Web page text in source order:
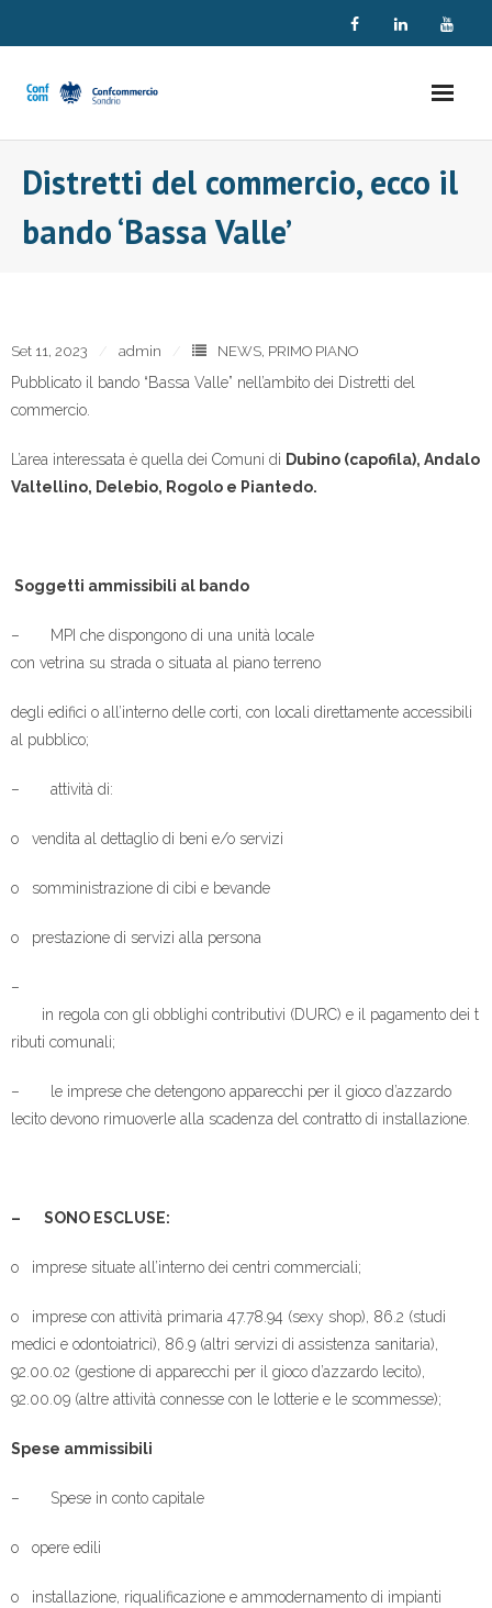
Distretti del commercio, ecco il
bando ‘Bassa Valle’
Set 11, 2023 admin NEWS, PRIMO PIANO
Pubblicato il bando “Bassa Valle” nell’ambito dei Distretti del
commercio.
L’area interessata è quella dei Comuni di Dubino (capofila), Andalo
Valtellino, Delebio, Rogolo e Piantedo.
Soggetti ammissibili al bando
– MPI che dispongono di una unità locale
con vetrina su strada o situata al piano terreno
degli edifici o all’interno delle corti, con locali direttamente accessibili
al pubblico;
– attività di:
o vendita al dettaglio di beni e/o servizi
o somministrazione di cibi e bevande
o prestazione di servizi alla persona
–
in regola con gli obblighi contributivi (DURC) e il pagamento dei t
ributi comunali;
– le imprese che detengono apparecchi per il gioco d’azzardo
lecito devono rimuoverle alla scadenza del contratto di installazione.
– SONO ESCLUSE:
o imprese situate all’interno dei centri commerciali;
o imprese con attività primaria 47.78.94 (sexy shop), 86.2 (studi
medici e odontoiatrici), 86.9 (altri servizi di assistenza sanitaria),
92.00.02 (gestione di apparecchi per il gioco d’azzardo lecito),
92.00.09 (altre attività connesse con le lotterie e le scommesse);
Spese ammissibili
– Spese in conto capitale
o opere edili
o installazione, riqualificazione e ammodernamento di impianti